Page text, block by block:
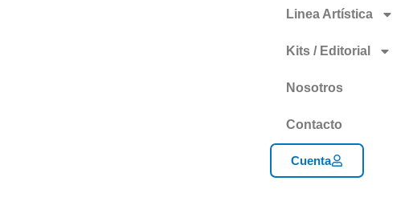
Linea Artística
Kits / Editorial
Nosotros
Contacto
Cuenta